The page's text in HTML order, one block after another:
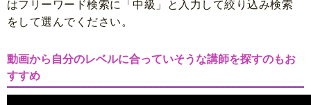
はフリーワード検索に「中級」と入力して絞り込み検索
をして選んでください。
動画から自分のレベルに合っていそうな講師を探すのもお
すすめ